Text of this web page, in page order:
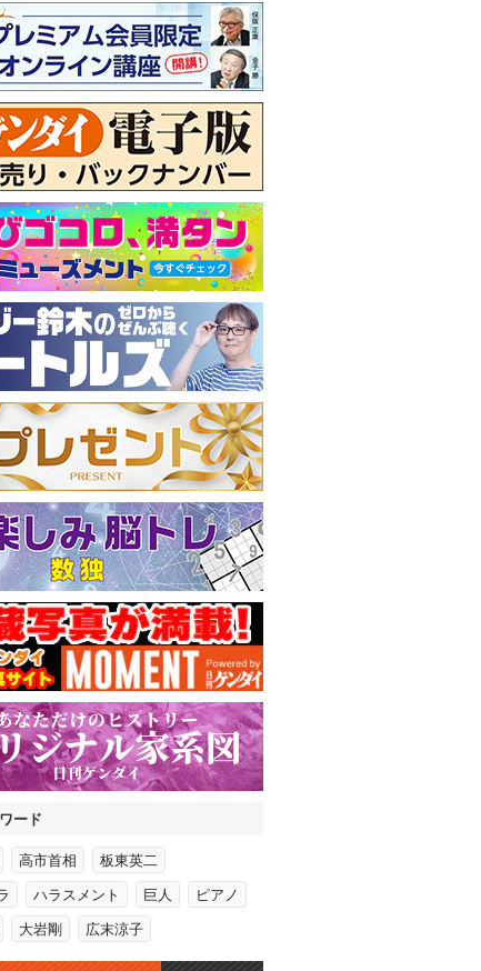
ード
高市首相 板東英二
ハラスメント 巨人 ピアノ
大岩剛 広末涼子